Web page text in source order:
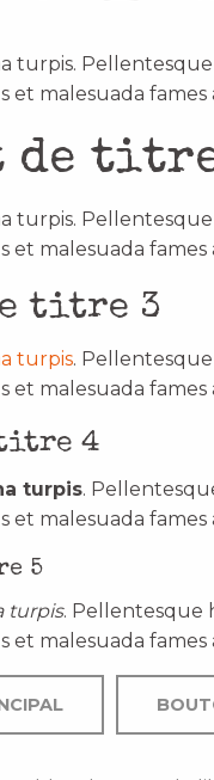
turpis.
et malesuada fames
de
turpis.
et malesuada fames
titre 3
turpis.
et malesuada fames
titre 4
turpis.
et malesuada fames
5
turpis. Pellentesque
et malesuada fames